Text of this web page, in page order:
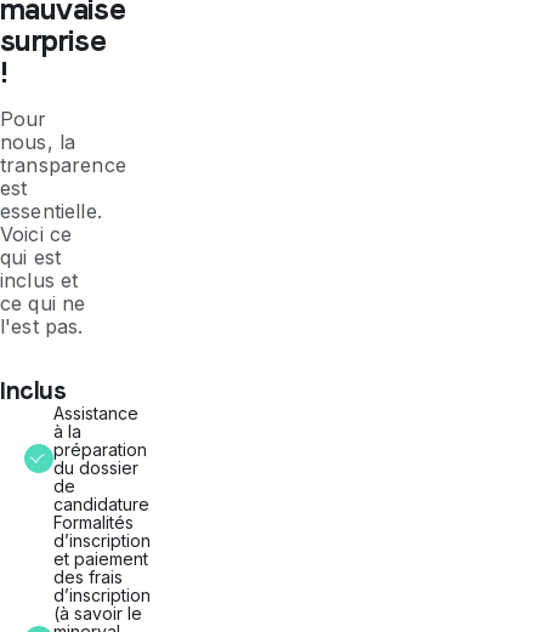
simples
disponibles
sur
frais
supplémentaires),
de
salles
bains
privées,
et
d'espaces
communs
:
une
cuisine,
une
salle
télévision
avec
canapés,
des
salles
d'étude...
réseau
mauvaise
surprise
!
Pour
nous, la
transparence
est
essentielle.
Voici ce
qui est
inclus et
ce qui ne
l'est pas.
Inclus
Assistance
à la
préparation
du dossier
de
candidature
Formalités
d’inscription
et paiement
des frais
d’inscription
(à savoir le